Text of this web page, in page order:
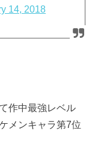
14, 2018
作中最強レベル
メンキャラ第7位